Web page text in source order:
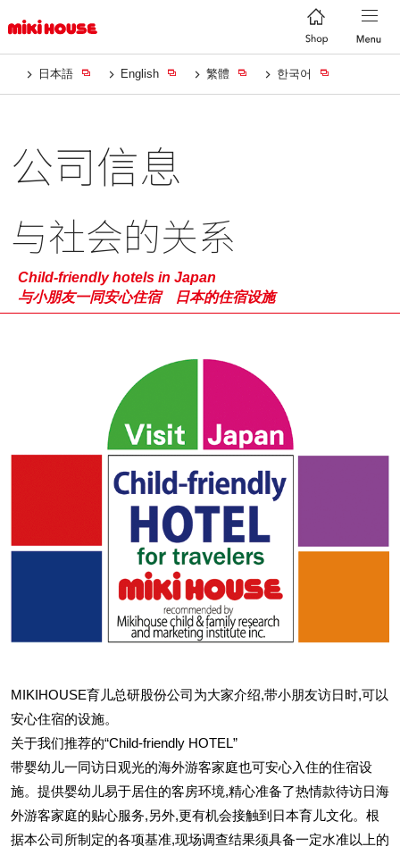
日本語 English 繁體 한국어
公司信息
与社会的关系
Child-friendly hotels in Japan
与小朋友一同安心住宿 日本的住宿设施
MIKIHOUSE育儿总研股份公司为大家介绍,带小朋友访日时,可以
安心住宿的设施。
关于我们推荐的“Child-friendly HOTEL”
带婴幼儿一同访日观光的海外游客家庭也可安心入住的住宿设
施。提供婴幼儿易于居住的客房环境,精心准备了热情款待访日海
外游客家庭的贴心服务,另外,更有机会接触到日本育儿文化。根
据本公司所制定的各项基准,现场调查结果须具备一定水准以上的